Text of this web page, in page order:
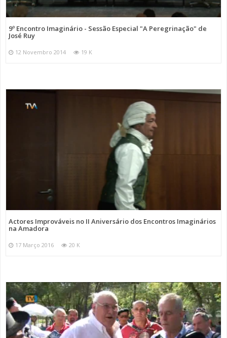
9º Encontro Imaginário - Sessão Especial "A Peregrinação" de
José Ruy
12 Novembro 2014 19 K
Actores Improváveis no II Aniversário dos Encontros Imaginários
na Amadora
17 Março 2016 20 K